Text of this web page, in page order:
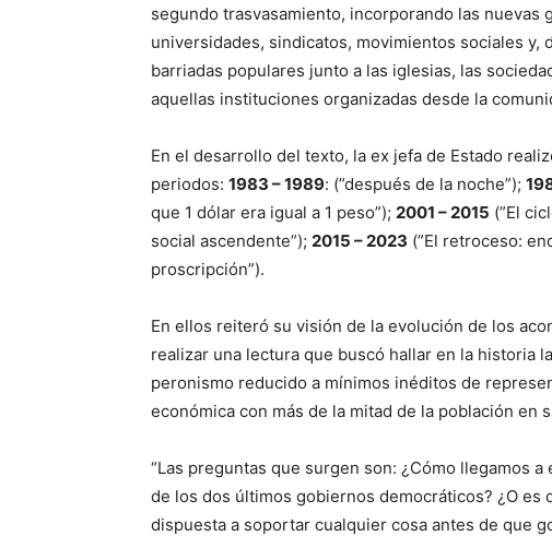
segundo trasvasamiento, incorporando las nuevas
universidades, sindicatos, movimientos sociales y,
barriadas populares junto a las iglesias, las
aquellas instituciones organizadas desde la
En el desarrollo del texto, la ex jefa de Estado
periodos: 1983 – 1989: (”después de la noche”);
que 1 dólar era igual a 1 peso”); 2001 – 2015 (”El
social ascendente”); 2015 – 2023 (”El retroceso:
proscripción”).
En ellos reiteró su visión de la evolución de los
realizar una lectura que buscó hallar en la historia
peronismo reducido a mínimos inéditos de
económica con más de la mitad de la población en
“Las preguntas que surgen son: ¿Cómo llegamos
de los dos últimos gobiernos democráticos? ¿O es
dispuesta a soportar cualquier cosa antes de que